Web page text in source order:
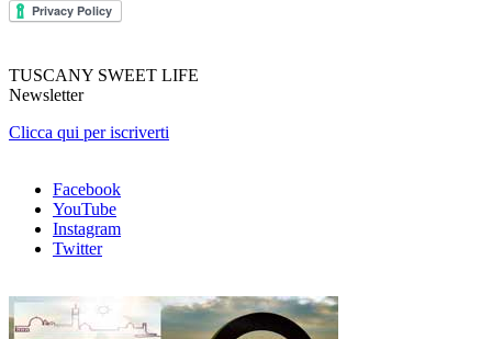
TUSCANY SWEET LIFE
Newsletter
Clicca qui per iscriverti
Facebook
YouTube
Instagram
Twitter